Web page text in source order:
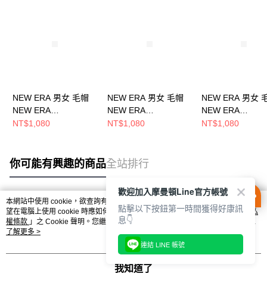
NEW ERA 男女 毛帽
NEW ERA
NE70534812
NT$1,080
NEW ERA 男女 毛帽
NEW ERA
NE70534806
NT$1,080
NEW ERA 男女
NEW ERA
NE70534809
NT$1,080
你可能有興趣的商品全站排行
熱門標籤
本網站中使用 cookie，欲查詢有關本網站使用 cookie 方式之詳情，及若您不希
望在電腦上使用 cookie 時應如何變更電腦的 cookie 設定，請參閱本網站「
隱私
權條款 」之 Cookie 聲明。您繼續使用本網站即表示您同意本公司得按本網站使
用條款之 Cookie 聲明使用 cookie。
了解更多 >
我知道了
歡迎加入摩曼頓Line官方帳號
點擊以下按鈕第一時間獲得好康訊
息👇
連結 LINE 帳號